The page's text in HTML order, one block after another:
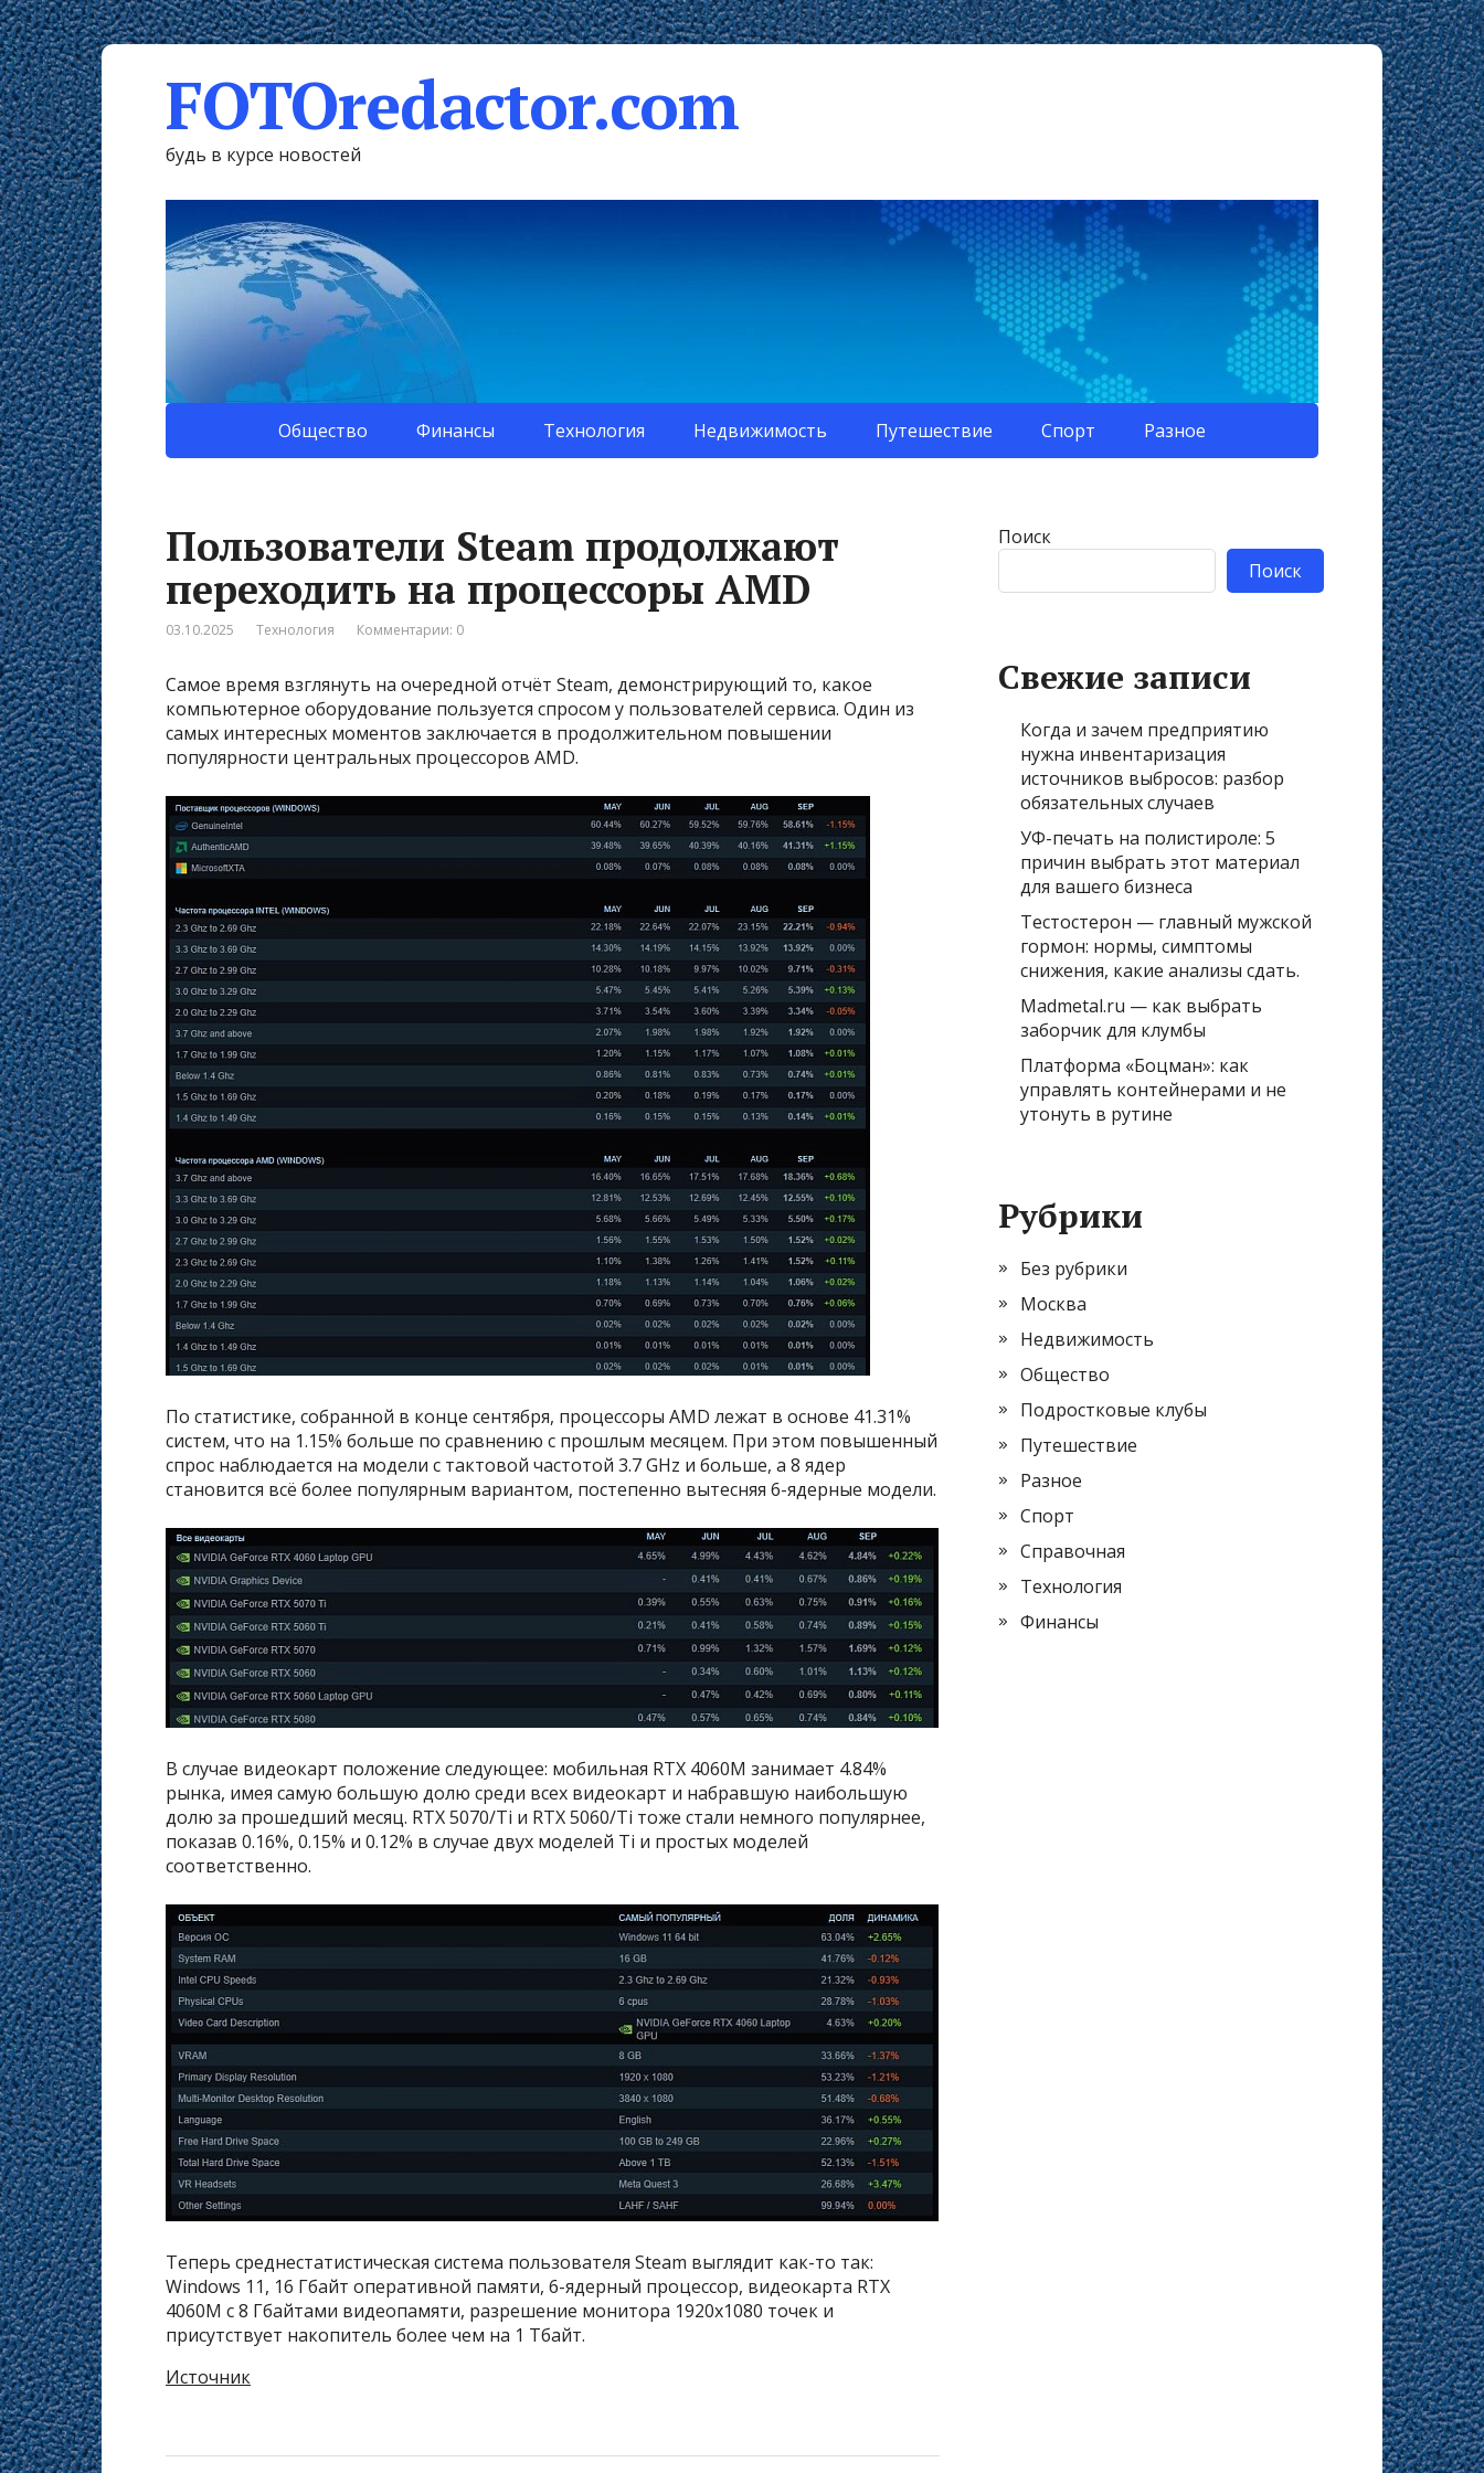
FOTOredactor.com
будь в курсе новостей
Общество Финансы Технология Недвижимость Путешествие Спорт Разное
Пользователи Steam продолжают
переходить на процессоры AMD
03.10.2025 Технология Комментарии: 0
Самое время взглянуть на очередной отчёт Steam, демонстрирующий то, какое
компьютерное оборудование пользуется спросом у пользователей сервиса. Один из
самых интересных моментов заключается в продолжительном повышении
популярности центральных процессоров AMD.
По статистике, собранной в конце сентября, процессоры AMD лежат в основе 41.31%
систем, что на 1.15% больше по сравнению с прошлым месяцем. При этом повышенный
спрос наблюдается на модели с тактовой частотой 3.7 GHz и больше, а 8 ядер
становится всё более популярным вариантом, постепенно вытесняя 6-ядерные модели.
В случае видеокарт положение следующее: мобильная RTX 4060M занимает 4.84%
рынка, имея самую большую долю среди всех видеокарт и набравшую наибольшую
долю за прошедший месяц. RTX 5070/Ti и RTX 5060/Ti тоже стали немного популярнее,
показав 0.16%, 0.15% и 0.12% в случае двух моделей Ti и простых моделей
соответственно.
Теперь среднестатистическая система пользователя Steam выглядит как-то так:
Windows 11, 16 Гбайт оперативной памяти, 6-ядерный процессор, видеокарта RTX
4060M с 8 Гбайтами видеопамяти, разрешение монитора 1920х1080 точек и
присутствует накопитель более чем на 1 Тбайт.
Источник
Поиск
Поиск
Свежие записи
Когда и зачем предприятию
нужна инвентаризация
источников выбросов: разбор
обязательных случаев
УФ-печать на полистироле: 5
причин выбрать этот материал
для вашего бизнеса
Тестостерон — главный мужской
гормон: нормы, симптомы
снижения, какие анализы сдать.
Madmetal.ru — как выбрать
заборчик для клумбы
Платформа «Боцман»: как
управлять контейнерами и не
утонуть в рутине
Рубрики
Без рубрики
Москва
Недвижимость
Общество
Подростковые клубы
Путешествие
Разное
Спорт
Справочная
Технология
Финансы